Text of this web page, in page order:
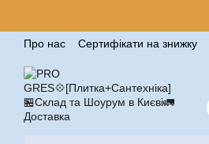
Про нас Сертифікати на знижку